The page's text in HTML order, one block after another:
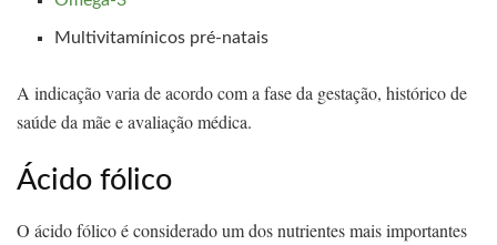
Multivitamínicos pré-natais
A indicação varia de acordo com a fase da gestação, histórico de
saúde da mãe e avaliação médica.
Ácido fólico
O ácido fólico é considerado um dos nutrientes mais importantes